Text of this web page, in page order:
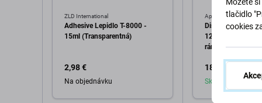
ZLD International
Adhesive Lepidlo T-8000 -
15ml (Transparentná)
2,98 €
Na objednávku
Apple
Displej In-Cell
12, 12 Pro,
rámom
18,98 €
Skladom
Môžete
tlačidlo
cookies